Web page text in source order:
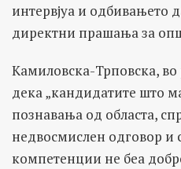
интервјуа и одбивањето
директни прашања за
Камиловска-Трповска, во
дека „кандидатите што
познавања од областа,
недвосмислен одговор и
компетенции не беа